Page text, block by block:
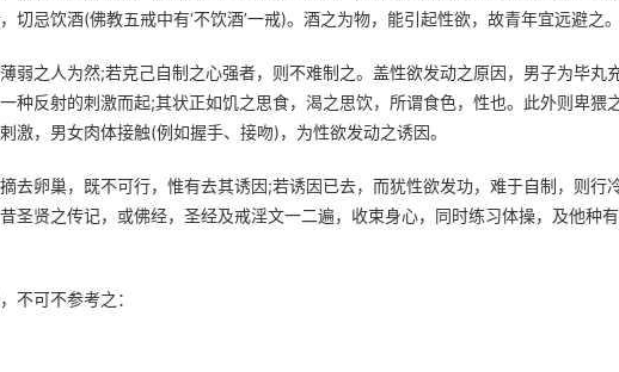
忌饮酒(佛教五戒中有‘不饮酒’一戒)。酒之为物，能引起性欲，故青年宜远避之。
弱之人为然;若克己自制之心强者，则不难制之。盖性欲发动之原因，男子为毕丸
种反射的刺激而起;其状正如饥之思食，渴之思饮，所谓食色，性也。此外则卑猥
激，男女肉体接触(例如握手、接吻)，为性欲发动之诱因。
去卵巢，既不可行，惟有去其诱因;若诱因已去，而犹性欲发功，难于自制，则行
圣贤之传记，或佛经，圣经及戒淫文一二遍，收束身心，同时练习体操，及他种
不可不参考之：